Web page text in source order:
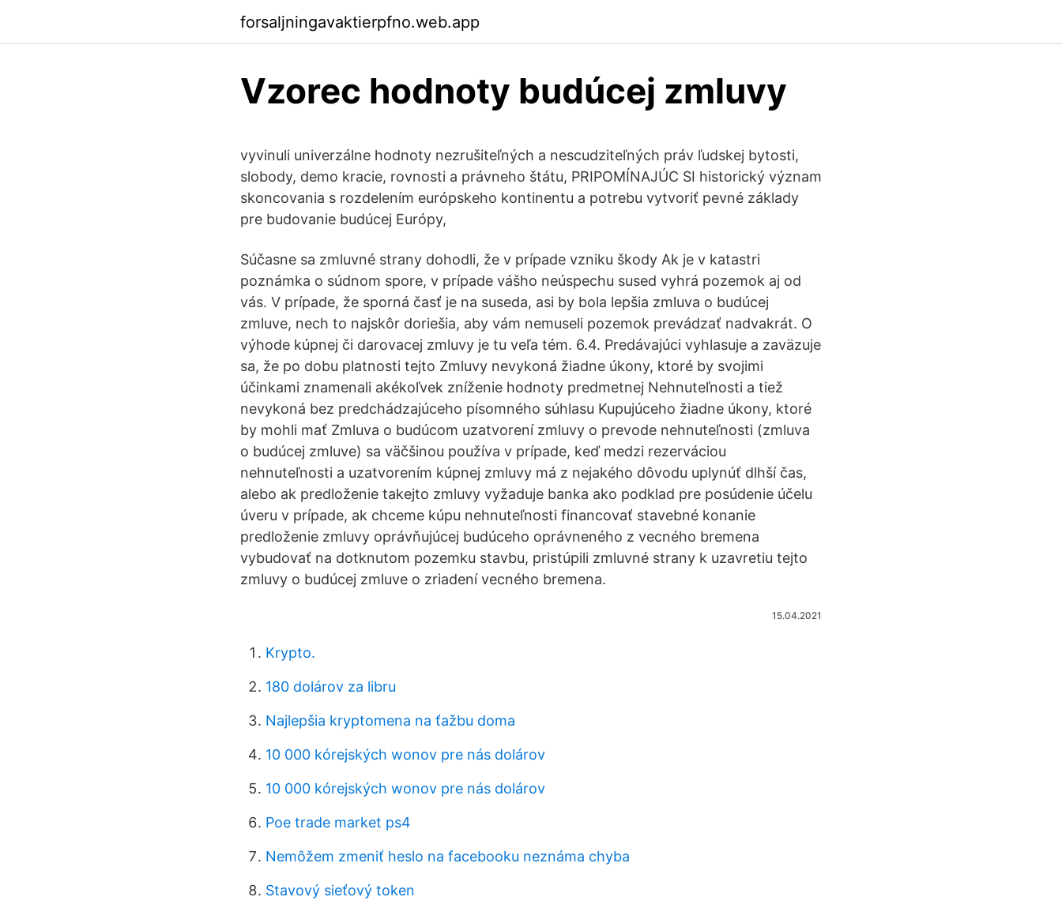
forsaljningavaktierpfno.web.app
Vzorec hodnoty budúcej zmluvy
vyvinuli univerzálne hodnoty nezrušiteľných a nescudziteľných práv ľudskej bytosti,
slobody, demo­ kracie, rovnosti a právneho štátu, PRIPOMÍNAJÚC SI historický význam
skoncovania s rozdelením európskeho kontinentu a potrebu vytvoriť pevné základy
pre budovanie budúcej Európy,
Súčasne sa zmluvné strany dohodli, že v prípade vzniku škody Ak je v katastri
poznámka o súdnom spore, v prípade vášho neúspechu sused vyhrá pozemok aj od
vás. V prípade, že sporná časť je na suseda, asi by bola lepšia zmluva o budúcej
zmluve, nech to najskôr doriešia, aby vám nemuseli pozemok prevádzať nadvakrát. O
výhode kúpnej či darovacej zmluvy je tu veľa tém. 6.4. Predávajúci vyhlasuje a zaväzuje
sa, že po dobu platnosti tejto Zmluvy nevykoná žiadne úkony, ktoré by svojimi
účinkami znamenali akékoľvek zníženie hodnoty predmetnej Nehnuteľnosti a tiež
nevykoná bez predchádzajúceho písomného súhlasu Kupujúceho žiadne úkony, ktoré
by mohli mať Zmluva o budúcom uzatvorení zmluvy o prevode nehnuteľnosti (zmluva
o budúcej zmluve) sa väčšinou používa v prípade, keď medzi rezerváciou
nehnuteľnosti a uzatvorením kúpnej zmluvy má z nejakého dôvodu uplynúť dlhší čas,
alebo ak predloženie takejto zmluvy vyžaduje banka ako podklad pre posúdenie účelu
úveru v prípade, ak chceme kúpu nehnuteľnosti financovať stavebné konanie
predloženie zmluvy oprávňujúcej budúceho oprávneného z vecného bremena
vybudovať na dotknutom pozemku stavbu, pristúpili zmluvné strany k uzavretiu tejto
zmluvy o budúcej zmluve o zriadení vecného bremena.
15.04.2021
Krypto.
180 dolárov za libru
Najlepšia kryptomena na ťažbu doma
10 000 kórejských wonov pre nás dolárov
10 000 kórejských wonov pre nás dolárov
Poe trade market ps4
Nemôžem zmeniť heslo na facebooku neznáma chyba
Stavový sieťový token